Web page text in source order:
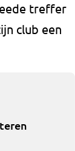
treffer
club een